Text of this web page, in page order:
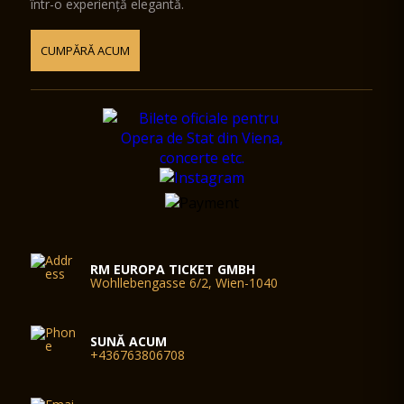
într-o experiență elegantă.
CUMPĂRĂ ACUM
RM EUROPA TICKET GMBH
Wohllebengasse 6/2, Wien-1040
SUNĂ ACUM
+436763806708